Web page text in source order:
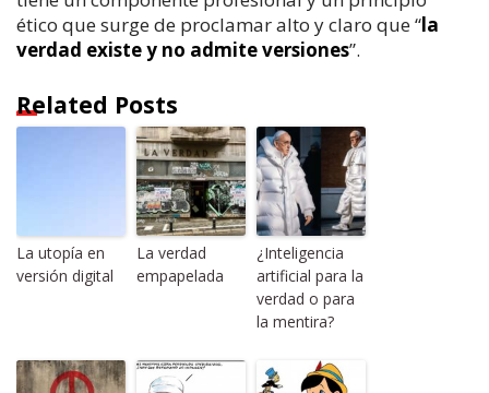
ético que surge de proclamar alto y claro que “la
verdad existe y no admite versiones”.
Related Posts
La utopía en
versión digital
La verdad
empapelada
¿Inteligencia
artificial para la
verdad o para
la mentira?